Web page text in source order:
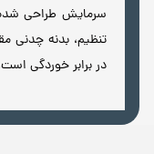
سرمایش طراحی
تنظیم، بدنه چدنی
در برابر خوردگی